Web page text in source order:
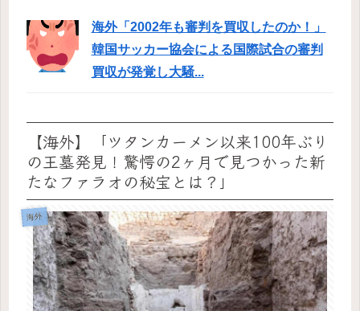
海外「2002年も審判を買収したのか！」
韓国サッカー協会による国際試合の審判
買収が発覚し大騒...
【海外】「ツタンカーメン以来100年ぶり
の王墓発見！驚愕の2ヶ月で見つかった新
たなファラオの秘宝とは？」
海外